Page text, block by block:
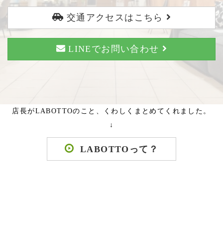
交通アクセスはこちら
LINEでお問い合わせ
店長がLABOTTOのこと、くわしくまとめてくれました。
↓
LABOTTOって？